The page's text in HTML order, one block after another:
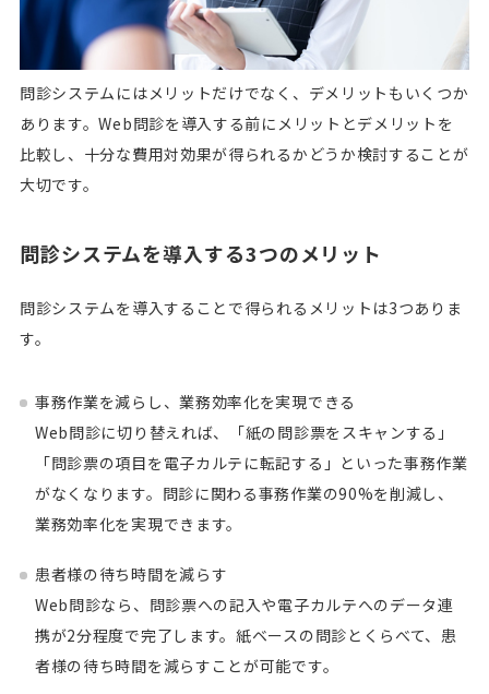
問診システムにはメリットだけでなく、デメリットもいくつか
あります。Web問診を導入する前にメリットとデメリットを
比較し、十分な費用対効果が得られるかどうか検討することが
大切です。
問診システムを導入する3つのメリット
問診システムを導入することで得られるメリットは3つありま
す。
事務作業を減らし、業務効率化を実現できる
Web問診に切り替えれば、「紙の問診票をスキャンする」
「問診票の項目を電子カルテに転記する」といった事務作業
がなくなります。問診に関わる事務作業の90%を削減し、
業務効率化を実現できます。
患者様の待ち時間を減らす
Web問診なら、問診票への記入や電子カルテへのデータ連
携が2分程度で完了します。紙ベースの問診とくらべて、患
者様の待ち時間を減らすことが可能です。